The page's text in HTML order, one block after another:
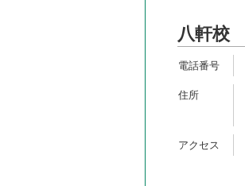
八軒校